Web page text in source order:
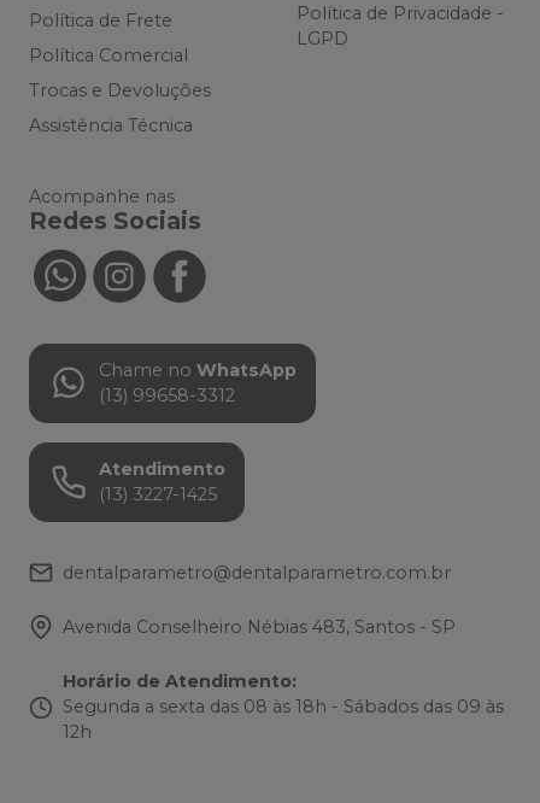
Política de Frete
Política Comercial
Trocas e Devoluções
Assistência Técnica
Política de Privacidade -
LGPD
Acompanhe nas
Redes Sociais
Chame no WhatsApp
(13) 99658-3312
Atendimento
(13) 3227-1425
dentalparametro@dentalparametro.com.br
Avenida Conselheiro Nébias 483, Santos - SP
Horário de Atendimento:
Segunda a sexta das 08 às 18h - Sábados das 09 às
12h